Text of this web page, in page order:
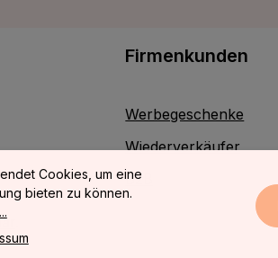
Firmenkunden
Werbegeschenke
Wiederverkäufer
B2B
Cookies, um eine
bieten zu können.